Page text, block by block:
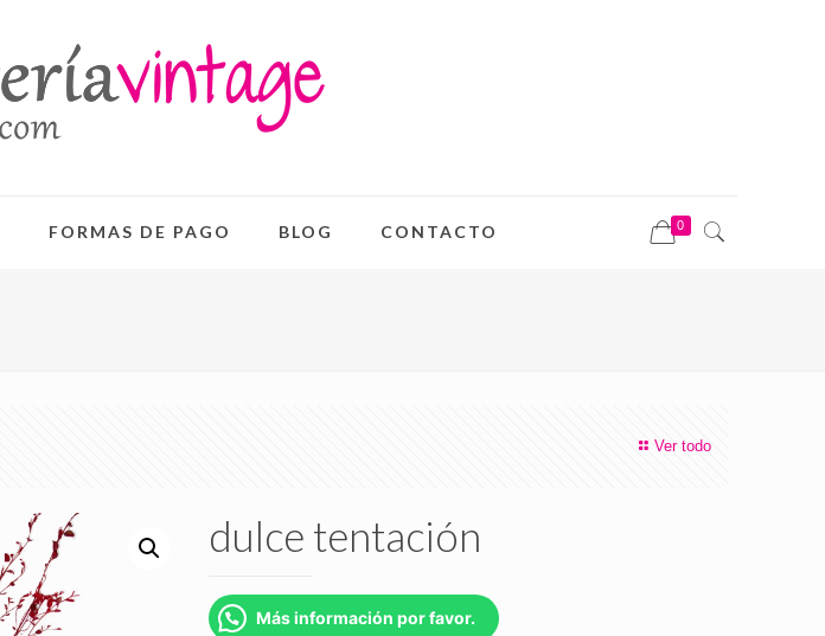
FORMAS DE PAGO BLOG CONTACTO 0
Ver todo
dulce tentación
Más información por favor.